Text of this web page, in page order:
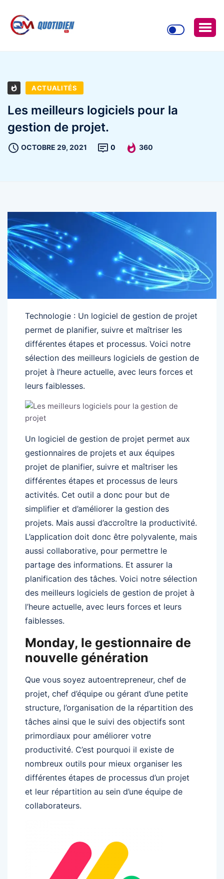
ACTUALITÉS
Les meilleurs logiciels pour la
gestion de projet.
OCTOBRE 29, 2021 0 360
Technologie : Un logiciel de gestion de projet
permet de planifier, suivre et maîtriser les
différentes étapes et processus. Voici notre
sélection des meilleurs logiciels de gestion de
projet à l’heure actuelle, avec leurs forces et
leurs faiblesses.
Un logiciel de gestion de projet permet aux
gestionnaires de projets et aux équipes
projet de planifier, suivre et maîtriser les
différentes étapes et processus de leurs
activités. Cet outil a donc pour but de
simplifier et d’améliorer la gestion des
projets. Mais aussi d’accroître la productivité.
L’application doit donc être polyvalente, mais
aussi collaborative, pour permettre le
partage des informations. Et assurer la
planification des tâches. Voici notre sélection
des meilleurs logiciels de gestion de projet à
l’heure actuelle, avec leurs forces et leurs
faiblesses.
Monday, le gestionnaire de
nouvelle génération
Que vous soyez autoentrepreneur, chef de
projet, chef d’équipe ou gérant d’une petite
structure, l’organisation de la répartition des
tâches ainsi que le suivi des objectifs sont
primordiaux pour améliorer votre
productivité. C’est pourquoi il existe de
nombreux outils pour mieux organiser les
différentes étapes de processus d’un projet
et leur répartition au sein d’une équipe de
collaborateurs.